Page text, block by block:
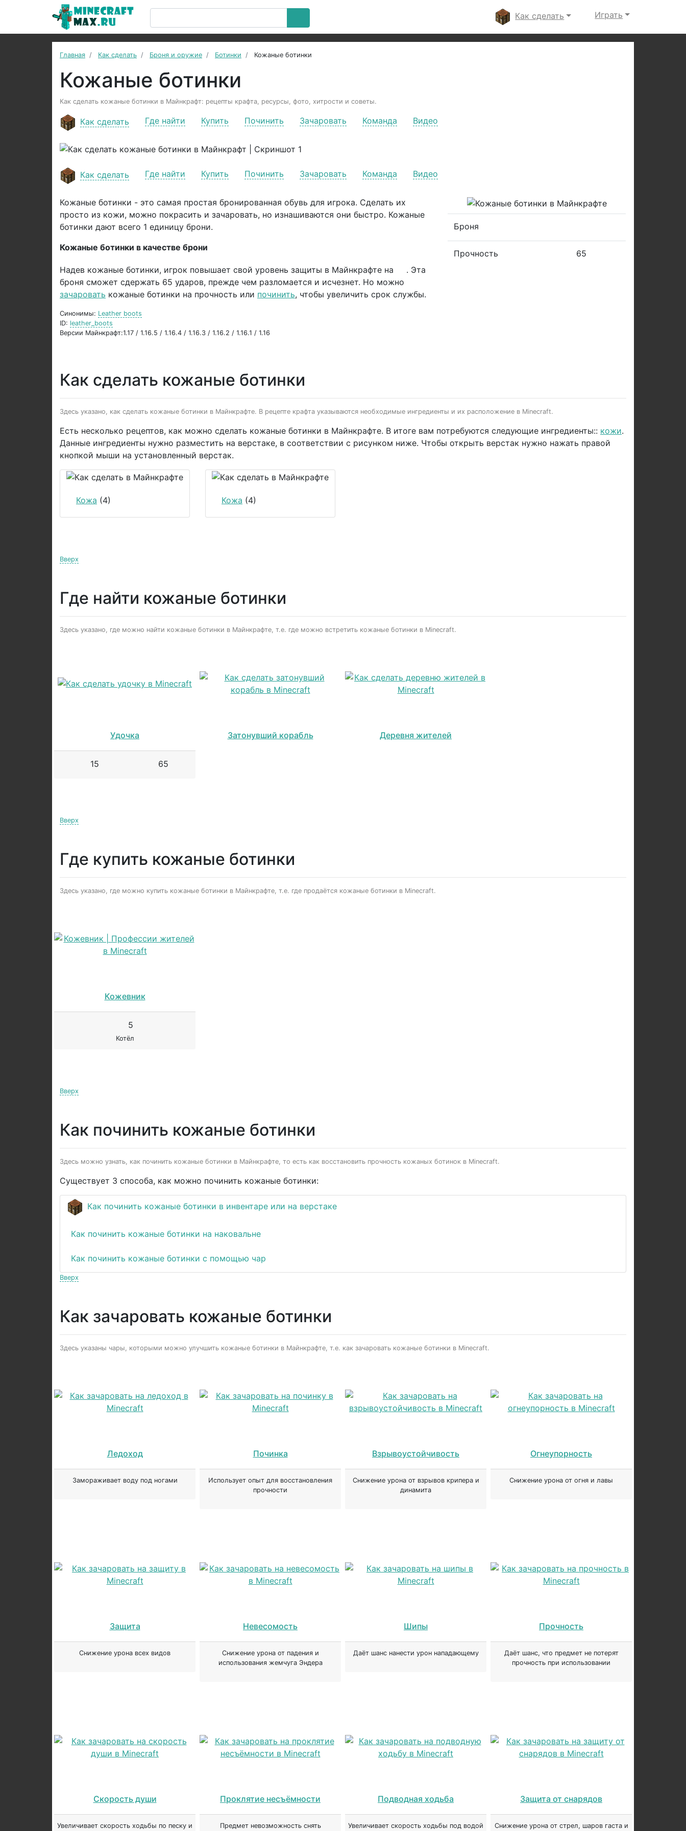
Как сделать Играть
Главная Как сделать Броня и оружие Ботинки Кожаные ботинки
Кожаные ботинки
Как сделать кожаные ботинки в Майнкрафт: рецепты крафта, ресурсы, фото, хитрости и советы.
Как сделать Где найти Купить Починить Зачаровать Команда Видео
Как сделать Где найти Купить Починить Зачаровать Команда Видео
Кожаные ботинки - это самая простая бронированная обувь для игрока. Сделать их
просто из кожи, можно покрасить и зачаровать, но изнашиваются они быстро. Кожаные
ботинки дают всего 1 единицу брони.
Кожаные ботинки в качестве брони
Надев кожаные ботинки, игрок повышает свой уровень защиты в Майнкрафте на
. Эта
броня сможет сдержать 65 ударов, прежде чем разломается и исчезнет. Но можно
зачаровать кожаные ботинки на прочность или починить, чтобы увеличить срок службы.
Синонимы: Leather boots
ID: leather_boots
Версии Майнкрафт:1.17 / 1.16.5 / 1.16.4 / 1.16.3 / 1.16.2 / 1.16.1 / 1.16
Броня
Прочность 65
Как сделать кожаные ботинки
Здесь указано, как сделать кожаные ботинки в Майнкрафте. В рецепте крафта указываются необходимые ингредиенты и их расположение в Minecraft.
Есть несколько рецептов, как можно сделать кожаные ботинки в Майнкрафте. В итоге вам потребуются следующие ингредиенты:: кожи.
Данные ингредиенты нужно разместить на верстаке, в соответствии с рисунком ниже. Чтобы открыть верстак нужно нажать правой
кнопкой мыши на установленный верстак.
Кожа (4) Кожа (4)
Вверх
Где найти кожаные ботинки
Здесь указано, где можно найти кожаные ботинки в Майнкрафте, т.е. где можно встретить кожаные ботинки в Minecraft.
Удочка
15 65
Затонувший корабль Деревня жителей
Вверх
Где купить кожаные ботинки
Здесь указано, где можно купить кожаные ботинки в Майнкрафте, т.е. где продаётся кожаные ботинки в Minecraft.
Кожевник
5
Котёл
Вверх
Как починить кожаные ботинки
Здесь можно узнать, как починить кожаные ботинки в Майнкрафте, то есть как восстановить прочность кожаных ботинок в Minecraft.
Существует 3 способа, как можно починить кожаные ботинки:
Как починить кожаные ботинки в инвентаре или на верстаке
Как починить кожаные ботинки на наковальне
Как починить кожаные ботинки с помощью чар
Вверх
Как зачаровать кожаные ботинки
Здесь указаны чары, которыми можно улучшить кожаные ботинки в Майнкрафте, т.е. как зачаровать кожаные ботинки в Minecraft.
Ледоход
Замораживает воду под ногами
Починка
Использует опыт для восстановления
прочности
Взрывоустойчивость
Снижение урона от взрывов крипера и
динамита
Огнеупорность
Снижение урона от огня и лавы
Защита
Снижение урона всех видов
Невесомость
Снижение урона от падения и
использования жемчуга Эндера
Шипы
Даёт шанс нанести урон нападающему
Прочность
Даёт шанс, что предмет не потерят
прочность при использовании
Скорость души
Увеличивает скорость ходьбы по песку и
Проклятие несъёмности
Предмет невозможность снять
Подводная ходьба
Увеличивает скорость ходьбы под водой
Защита от снарядов
Снижение урона от стрел, шаров гаста и